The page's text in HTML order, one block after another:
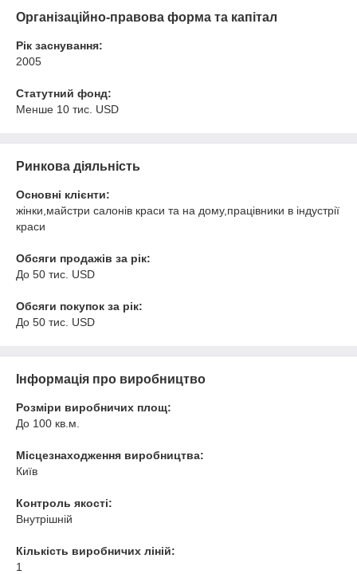
Організаційно-правова форма та капітал
Рік заснування:
2005
Статутний фонд:
Менше 10 тис. USD
Ринкова діяльність
Основні клієнти:
жінки,майстри салонів краси та на дому,працівники в індустрії
краси
Обсяги продажів за рік:
До 50 тис. USD
Обсяги покупок за рік:
До 50 тис. USD
Інформація про виробництво
Розміри виробничих площ:
До 100 кв.м.
Місцезнаходження виробництва:
Київ
Контроль якості:
Внутрішній
Кількість виробничих ліній:
1